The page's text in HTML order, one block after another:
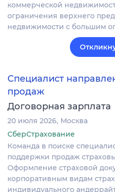
коммерческой
ограничения верхнего
недвижимости с большим
Специалист
продаж
Договорная зарплата
20 июля 2026 Москва
СберСтрахование
Команда в поиске
поддержки продаж
Оформление страховой
корпоративным видам
индивидуального